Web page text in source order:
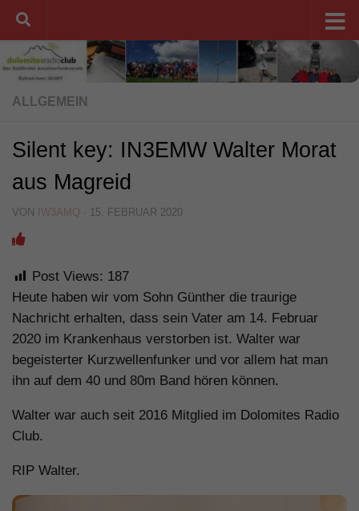
Unter dem Inhalt
ALLGEMEIN
Silent key: IN3EMW Walter Morat
aus Magreid
VON IW3AMQ · 15. FEBRUAR 2020
Post Views: 187
Heute haben wir vom Sohn Günther die traurige
Nachricht erhalten, dass sein Vater am 14. Februar
2020 im Krankenhaus verstorben ist. Walter war
begeisterter Kurzwellenfunker und vor allem hat man
ihn auf dem 40 und 80m Band hören können.
Walter war auch seit 2016 Mitglied im Dolomites Radio
Club.
RIP Walter.